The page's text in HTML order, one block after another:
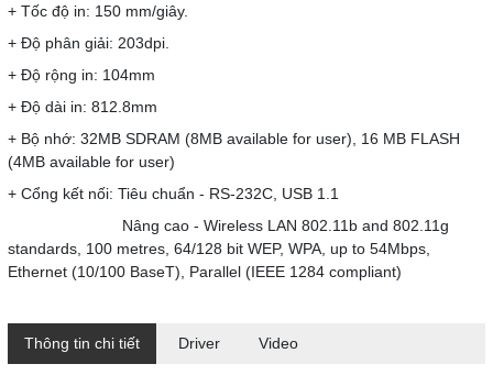
+ Tốc độ in: 150 mm/giây.
+ Độ phân giải: 203dpi.
+ Độ rộng in: 104mm
+ Độ dài in: 812.8mm
+ Bộ nhớ: 32MB SDRAM (8MB available for user), 16 MB FLASH
(4MB available for user)
+ Cổng kết nối: Tiêu chuẩn - RS-232C, USB 1.1
Nâng cao - Wireless LAN 802.11b and 802.11g
standards, 100 metres, 64/128 bit WEP, WPA, up to 54Mbps,
Ethernet (10/100 BaseT), Parallel (IEEE 1284 compliant)
Thông tin chi tiết Driver Video